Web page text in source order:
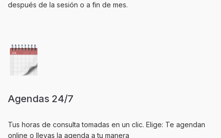
después de la sesión o a fin de mes.
Agendas 24/7
Tus horas de consulta tomadas en un clic. Elige: Te agendan
online o llevas la agenda a tu manera